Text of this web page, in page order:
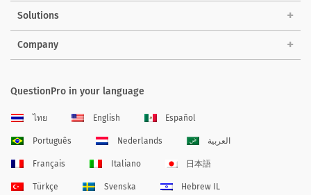
Solutions
Company
QuestionPro in your language
ไทย English Español
Português Nederlands العربية
Français Italiano 日本語
Türkçe Svenska Hebrew IL